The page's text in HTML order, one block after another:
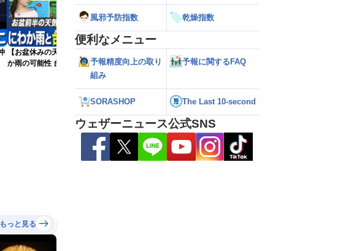
【お盆休みの天気】前半は晴れてもにわ
か雨の可能性 台風15号の動向にも注意
【台風13号 2026】大東島地方が暴風域
に 明日午後にかけて沖縄本島・奄美通
もっと見る
風邪予防指数 乾燥指数
便利なメニュー
予報精度向上の取り
組み
予報に関するFAQ
SORASHOP The Last 10-second
ウェザーニュース公式SNS